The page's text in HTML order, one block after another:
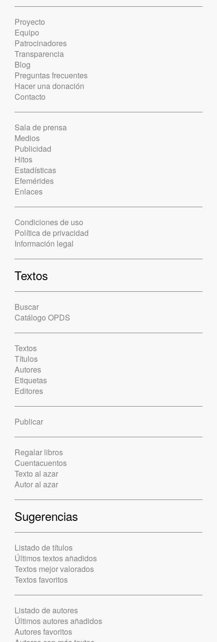
Proyecto
Equipo
Patrocinadores
Transparencia
Blog
Preguntas frecuentes
Hacer una donación
Contacto
Sala de prensa
Medios
Publicidad
Hitos
Estadísticas
Efemérides
Enlaces
Condiciones de uso
Política de privacidad
Información legal
Textos
Buscar
Catálogo OPDS
Textos
Títulos
Autores
Etiquetas
Editores
Publicar
Regalar libros
Cuentacuentos
Texto al azar
Autor al azar
Sugerencias
Listado de títulos
Últimos textos añadidos
Textos mejor valorados
Textos favoritos
Listado de autores
Últimos autores añadidos
Autores favoritos